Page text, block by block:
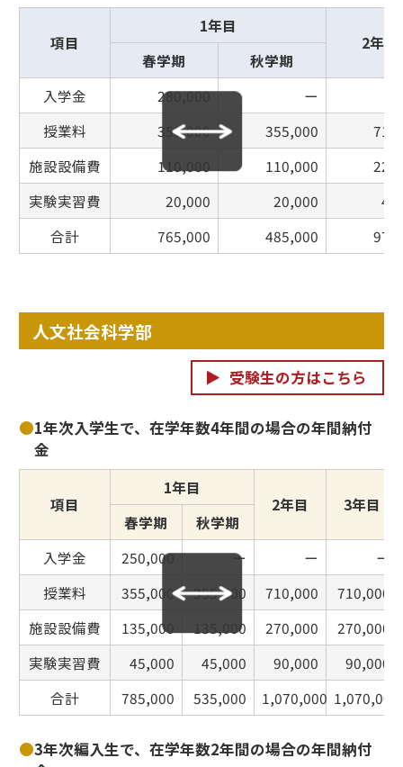
項目
1年目
2年目
春学期
秋学期
入学金
280,000
ー
授業料
355,000 355,000
施設設備費
110,000 110,000
実験実習費
20,000 20,000
合計
765,000 485,000
人文社会科学部
受験生の方はこちら
●1年次入学生で、在学年数4年間の場合の年間納付
金
項目
1年目
2年目
3年目
春学期
秋学期
入学金
250,000 ー ー
ー
授業料
355,000 355,000 710,000
710,000
施設設備費
135,000 135,000 270,000
270,000
実験実習費
45,000 45,000 90,000
90,000
合計
785,000 535,000 1,070,000 1,070,000
●3年次編入生で、在学年数2年間の場合の年間納付